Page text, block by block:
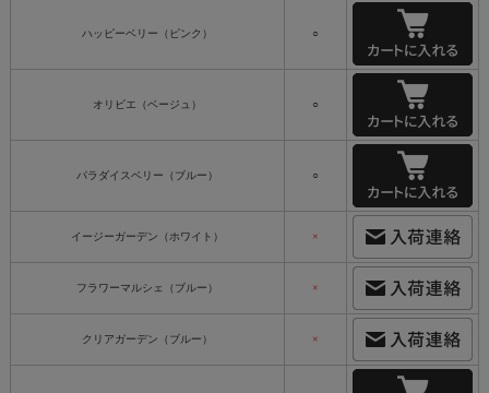
ハッピーベリー（ピンク） ○
オリビエ（ベージュ） ○
パラダイスベリー（ブルー） ○
イージーガーデン（ホワイト） ×
フラワーマルシェ（ブルー） ×
クリアガーデン（ブルー） ×